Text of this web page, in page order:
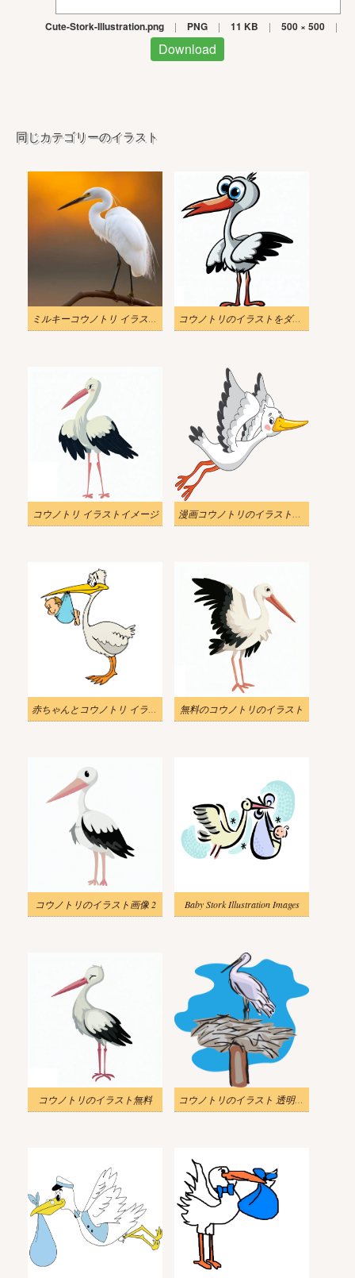
Cute-Stork-Illustration.png | PNG | 11 KB | 500 × 500 |
Download
同じカテゴリーのイラスト
ミルキーコウノトリ イラスト リアル ダウンロード コウノトリのイラストをダウンロード
コウノトリ イラストイメージ 漫画コウノトリのイラスト透明
赤ちゃんとコウノトリ イラスト 無料 無料のコウノトリのイラスト
コウノトリのイラスト画像 2 Baby Stork Illustration Images
コウノトリのイラスト無料 コウノトリのイラスト 透明 無料